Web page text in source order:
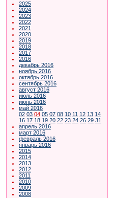
2025
2024
2023
2022
2021
2020
2019
2018
2017
2016
декабрь 2016
ноябрь 2016
октябрь 2016
сентябрь 2016
август 2016
июль 2016
июнь 2016
май 2016
02 03 04 05 07 08 10 11 12 13 14
16 17 18 19 20 22 23 24 26 29 31
апрель 2016
март 2016
февраль 2016
январь 2016
2015
2014
2013
2012
2011
2010
2009
2008